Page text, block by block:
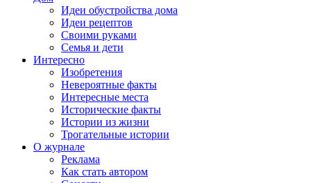
Идеи обустройства дома
Идеи рецептов
Своими руками
Семья и дети
Интересно
Изобретения
Невероятные факты
Интересные места
Исторические факты
Истории из жизни
Трогательные истории
О журнале
Реклама
Как стать автором